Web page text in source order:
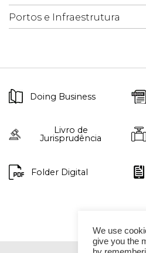
Portos e Infraestrutura
Doing Business
Livro de
Jurisprudência
Folder Digital
We use
give you the